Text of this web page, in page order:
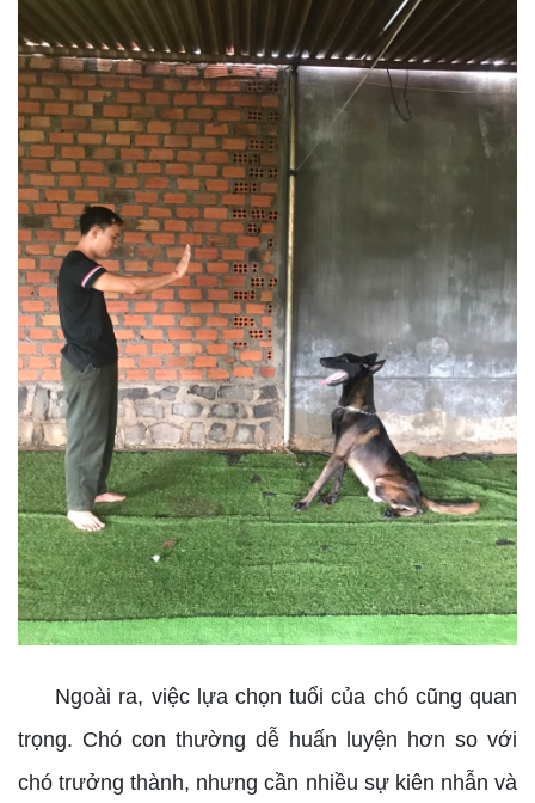
Ngoài ra, việc lựa chọn tuổi của chó cũng quan
trọng. Chó con thường dễ huấn luyện hơn so với
chó trưởng thành, nhưng cần nhiều sự kiên nhẫn và